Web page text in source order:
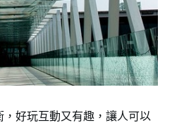
，好玩互動又有趣，讓人可以